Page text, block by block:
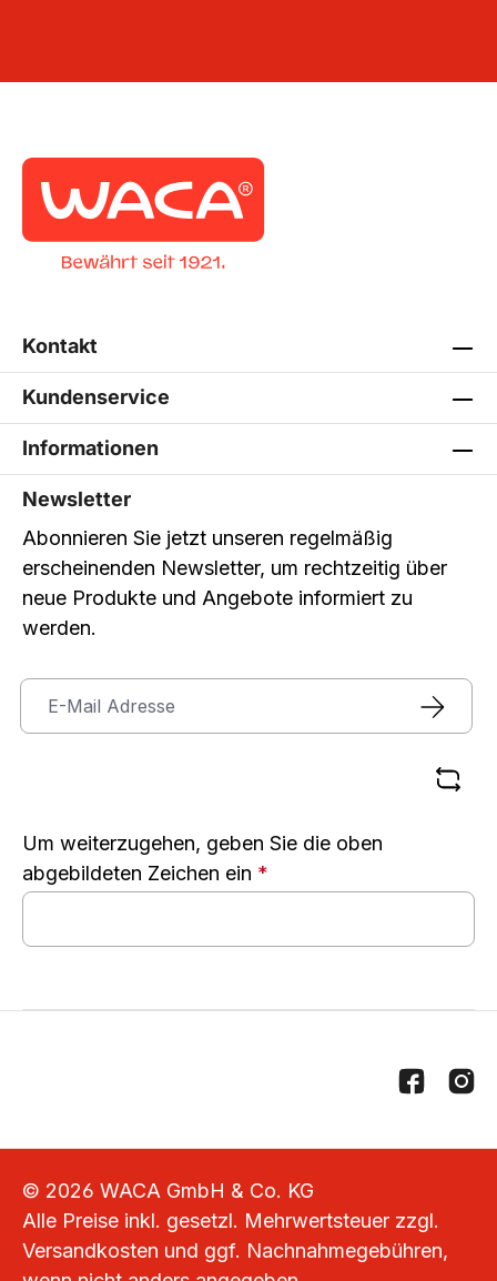
Kontakt
Kundenservice
Informationen
Newsletter
Abonnieren Sie jetzt unseren regelmäßig
erscheinenden Newsletter, um rechtzeitig über
neue Produkte und Angebote informiert zu
werden.
Um weiterzugehen, geben Sie die oben
abgebildeten Zeichen ein *
© 2026 WACA GmbH & Co. KG
Alle Preise inkl. gesetzl. Mehrwertsteuer zzgl.
Versandkosten und ggf. Nachnahmegebühren,